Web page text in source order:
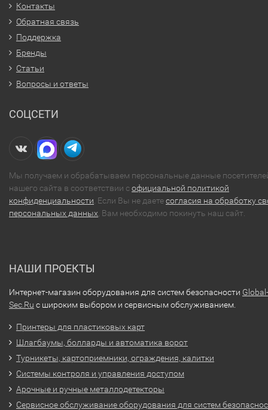
Контакты
Обратная связь
Поддержка
Бренды
Статьи
Вопросы и ответы
СОЦСЕТИ
Мы получаем и обрабатываем персональные данные
нашего сайта в соответствии софициальной политикой
конфиденциальности . Если Вы не даетесогласия на обработку
персональных данных , Вам необходимо покинуть наш сайт.
НАШИ ПРОЕКТЫ
Интернет-магазин оборудования для систем безопасности Global-
Sec.Ru с широким выбором и сервисным обслуживанием.
Принтеры для пластиковых карт
Шлагбаумы, болларды и автоматика ворот
Турникеты, картоприемники, ограждения, калитки
Системы контроля и управления доступом
Арочные и ручные металлодетекторы
Сервисное обслуживание оборудования для систем